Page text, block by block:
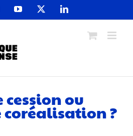
YouTube LinkedIn
ou
?